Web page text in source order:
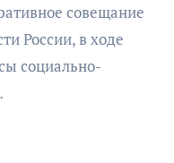
совещание
России, в ходе
социально-